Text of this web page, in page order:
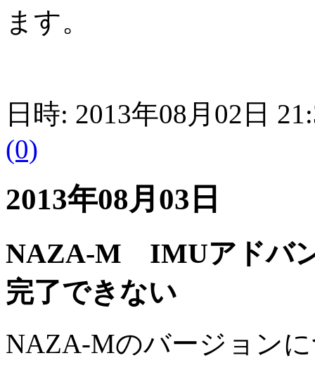
ます。
日時: 2013年08月02日
(0)
2013年08月03日
NAZA-M IMUアドバ
完了できない
NAZA-Mのバージョン